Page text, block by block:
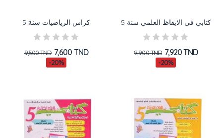
كراس الرياضيات سنة 5
9,500 TND 7,600 TND
-20%
كتابي في الايقاظ العلمي سنة 5
9,900 TND 7,920 TND
-20%